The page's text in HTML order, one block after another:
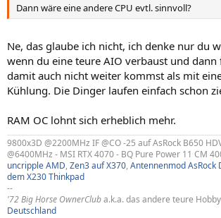
Dann wäre eine andere CPU evtl. sinnvoll?
Ne, das glaube ich nicht, ich denke nur du
wenn du eine teure AIO verbaust und dann
damit auch nicht weiter kommst als mit
Kühlung. Die Dinger laufen einfach schon
RAM OC lohnt sich erheblich mehr.
9800x3D @2200MHz IF @CO -25 auf AsRock B650
@6400MHz - MSI RTX 4070 - BQ Pure Power 11 CM
uncripple AMD, Zen3 auf X370, Antennenmod AsRock
dem X230 Thinkpad
--
'72 Big Horse OwnerCluba.k.a. das andere teure
Deutschland